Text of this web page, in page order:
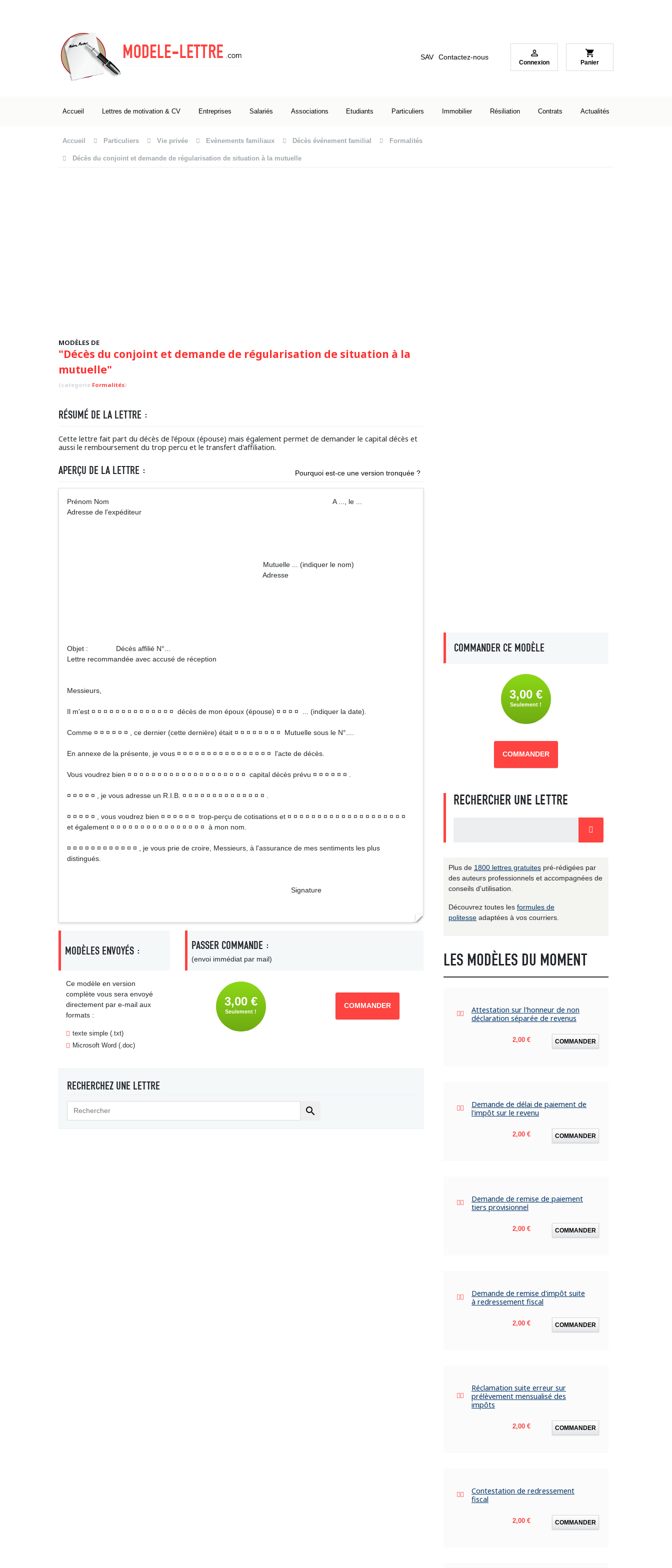
SAV Contactez-nous 
Connexion
shopping_cart
Panier
Accueil Lettres de motivation & CV Entreprises Salariés Associations Etudiants Particuliers Immobilier Résiliation Contrats Actualités
Accueil Particuliers Vie privée Evènements familiaux Décès événement familial Formalités
Décès du conjoint et demande de régularisation de situation à la mutuelle
MODÈLES DE
"Décès du conjoint et demande de régularisation de situation à la
mutuelle"
(categorie Formalités)
RÉSUMÉ DE LA LETTRE :
Cette lettre fait part du décès de l'époux (épouse) mais également permet de demander le capital décès et
aussi le remboursement du trop percu et le transfert d'affiliation.
APERÇU DE LA LETTRE : Pourquoi est-ce une version tronquée ?
Prénom Nom A ..., le ...
Adresse de l'expéditeur
Mutuelle ... (indiquer le nom)
Adresse
Objet : Décès affilié N°...
Lettre recommandée avec accusé de réception
Messieurs,
Il m'est ¤ ¤ ¤ ¤ ¤ ¤ ¤ ¤ ¤ ¤ ¤ ¤ ¤ ¤ décès de mon époux (épouse) ¤ ¤ ¤ ¤ ... (indiquer la date).
Comme ¤ ¤ ¤ ¤ ¤ ¤ , ce dernier (cette dernière) était ¤ ¤ ¤ ¤ ¤ ¤ ¤ ¤ Mutuelle sous le N°....
En annexe de la présente, je vous ¤ ¤ ¤ ¤ ¤ ¤ ¤ ¤ ¤ ¤ ¤ ¤ ¤ ¤ ¤ ¤ l'acte de décès.
Vous voudrez bien ¤ ¤ ¤ ¤ ¤ ¤ ¤ ¤ ¤ ¤ ¤ ¤ ¤ ¤ ¤ ¤ ¤ ¤ ¤ ¤ capital décès prévu ¤ ¤ ¤ ¤ ¤ ¤ .
¤ ¤ ¤ ¤ ¤ , je vous adresse un R.I.B. ¤ ¤ ¤ ¤ ¤ ¤ ¤ ¤ ¤ ¤ ¤ ¤ ¤ ¤ .
¤ ¤ ¤ ¤ ¤ , vous voudrez bien ¤ ¤ ¤ ¤ ¤ ¤ trop-perçu de cotisations et ¤ ¤ ¤ ¤ ¤ ¤ ¤ ¤ ¤ ¤ ¤ ¤ ¤ ¤ ¤ ¤ ¤ ¤ ¤ ¤
et également ¤ ¤ ¤ ¤ ¤ ¤ ¤ ¤ ¤ ¤ ¤ ¤ ¤ ¤ ¤ ¤ à mon nom.
¤ ¤ ¤ ¤ ¤ ¤ ¤ ¤ ¤ ¤ ¤ ¤ , je vous prie de croire, Messieurs, à l'assurance de mes sentiments les plus
distingués.
Signature
MODÈLES ENVOYÉS :
Ce modèle en version
complète vous sera envoyé
directement par e-mail aux
formats :
texte simple (.txt)
Microsoft Word (.doc)
PASSER COMMANDE :
(envoi immédiat par mail)
3,00 €
Seulement !
COMMANDER
RECHERCHEZ UNE LETTRE

COMMANDER CE MODÈLE
3,00 €
Seulement !
COMMANDER
RECHERCHER UNE LETTRE
Plus de 1800 lettres gratuites pré-rédigées par
des auteurs professionnels et accompagnées de
conseils d'utilisation.
Découvrez toutes les formules de
politesse adaptées à vos courriers.
LES MODÈLES DU MOMENT
Attestation sur l'honneur de non
déclaration séparée de revenus
Prix
2,00 € COMMANDER
Demande de délai de paiement de
l'impôt sur le revenu
Prix
2,00 € COMMANDER
Demande de remise de paiement
tiers provisionnel
Prix
2,00 € COMMANDER
Demande de remise d'impôt suite
à redressement fiscal
Prix
2,00 € COMMANDER
Réclamation suite erreur sur
prélèvement mensualisé des
impôts
Prix
2,00 € COMMANDER
Contestation de redressement
fiscal
Prix
2,00 € COMMANDER